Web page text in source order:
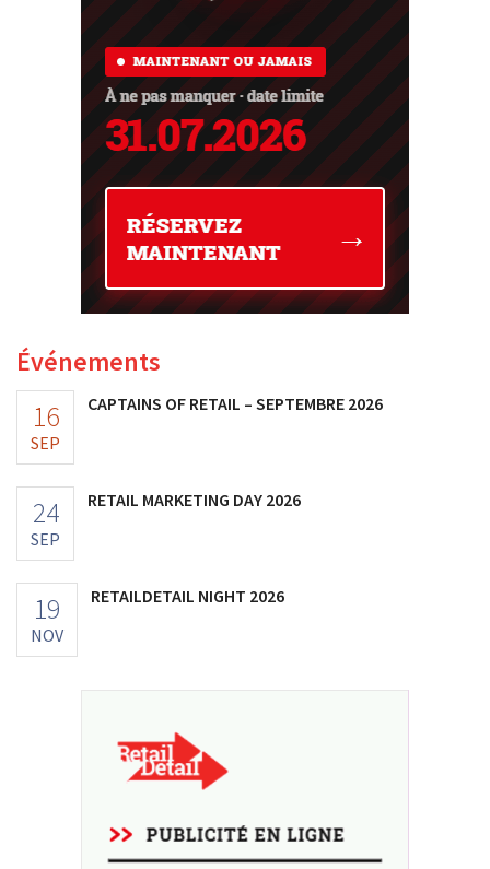
Événements
16
SEP
CAPTAINS OF RETAIL – SEPTEMBRE 2026
24
SEP
RETAIL MARKETING DAY 2026
19
NOV
RETAILDETAIL NIGHT 2026